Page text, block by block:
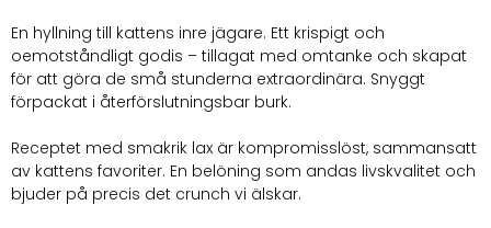
En hyllning till kattens inre jägare. Ett krispigt och
oemotståndligt godis – tillagat med omtanke och skapat
för att göra de små stunderna extraordinära. Snyggt
förpackat i återförslutningsbar burk.
Receptet med smakrik lax är kompromisslöst, sammansatt
av kattens favoriter. En belöning som andas livskvalitet och
bjuder på precis det crunch vi älskar.